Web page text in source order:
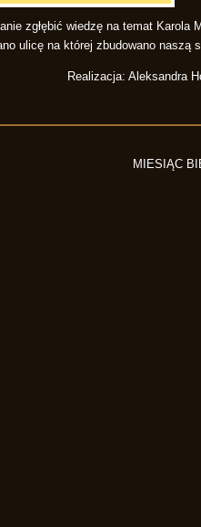
zgłębić wiedzę na temat Karola
ulicę na której zbudowano naszą
Realizacja: Aleksandra
MIESIĄC